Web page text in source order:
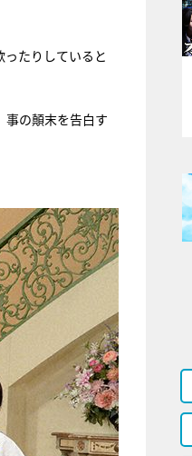
たりしていると
事の顛末を告白す